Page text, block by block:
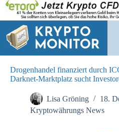
Zum
Inhalt
springen
Drogenhandel finanziert durch
Darknet-Marktplatz sucht
Lisa Gröning
18.
Kryptowährungs News